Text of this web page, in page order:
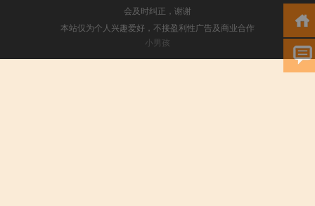
会及时纠正，谢谢
本站仅为个人兴趣爱好，不接盈利性广告及商业合作
小男孩